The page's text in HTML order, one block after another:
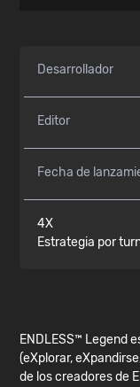
Desarrollador
Editor
Fecha de
4X
Estrategia por
ENDLESS™ Legend
(eXplorar,
de los creadores de